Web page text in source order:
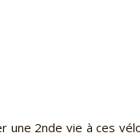
une 2nde vie à ces